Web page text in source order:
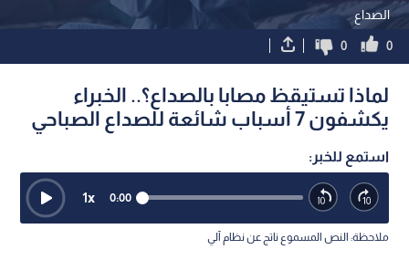
الصداع
0
0
لماذا تستيقظ مصابا بالصداع؟.. الخبراء
يكشفون 7 أسباب شائعة للصداع الصباحي
استمع للخبر:
0:00
1x
ملاحظة: النص المسموع ناتج عن نظام آلي